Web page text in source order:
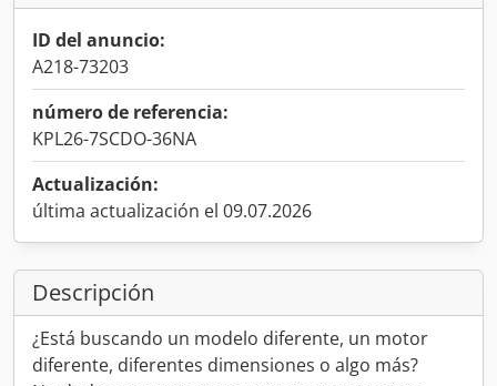
ID del anuncio:
A218-73203
número de referencia:
KPL26-7SCDO-36NA
Actualización:
última actualización el 09.07.2026
Descripción
¿Está buscando un modelo diferente, un motor
diferente, diferentes dimensiones o algo más?